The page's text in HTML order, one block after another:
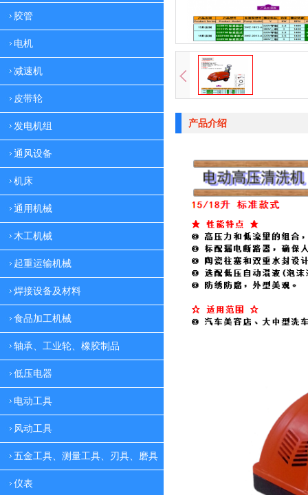
胶管
电机
减速机
皮带轮
发电机组
通风设备
机床
通用机械
木工机械
起重运输机械
焊接设备及材料
食品加工机械
轴承、工业轮、橡胶制品
低压电器
电动工具
风动工具
五金工具、测量工具、刃具、磨具
仪表
产品介绍